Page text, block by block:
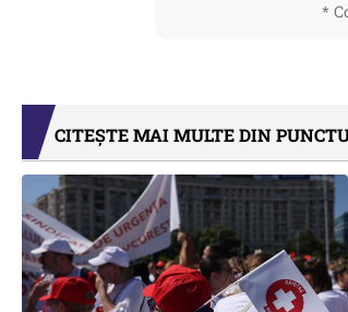
*
CITEȘTE MAI MULTE DIN